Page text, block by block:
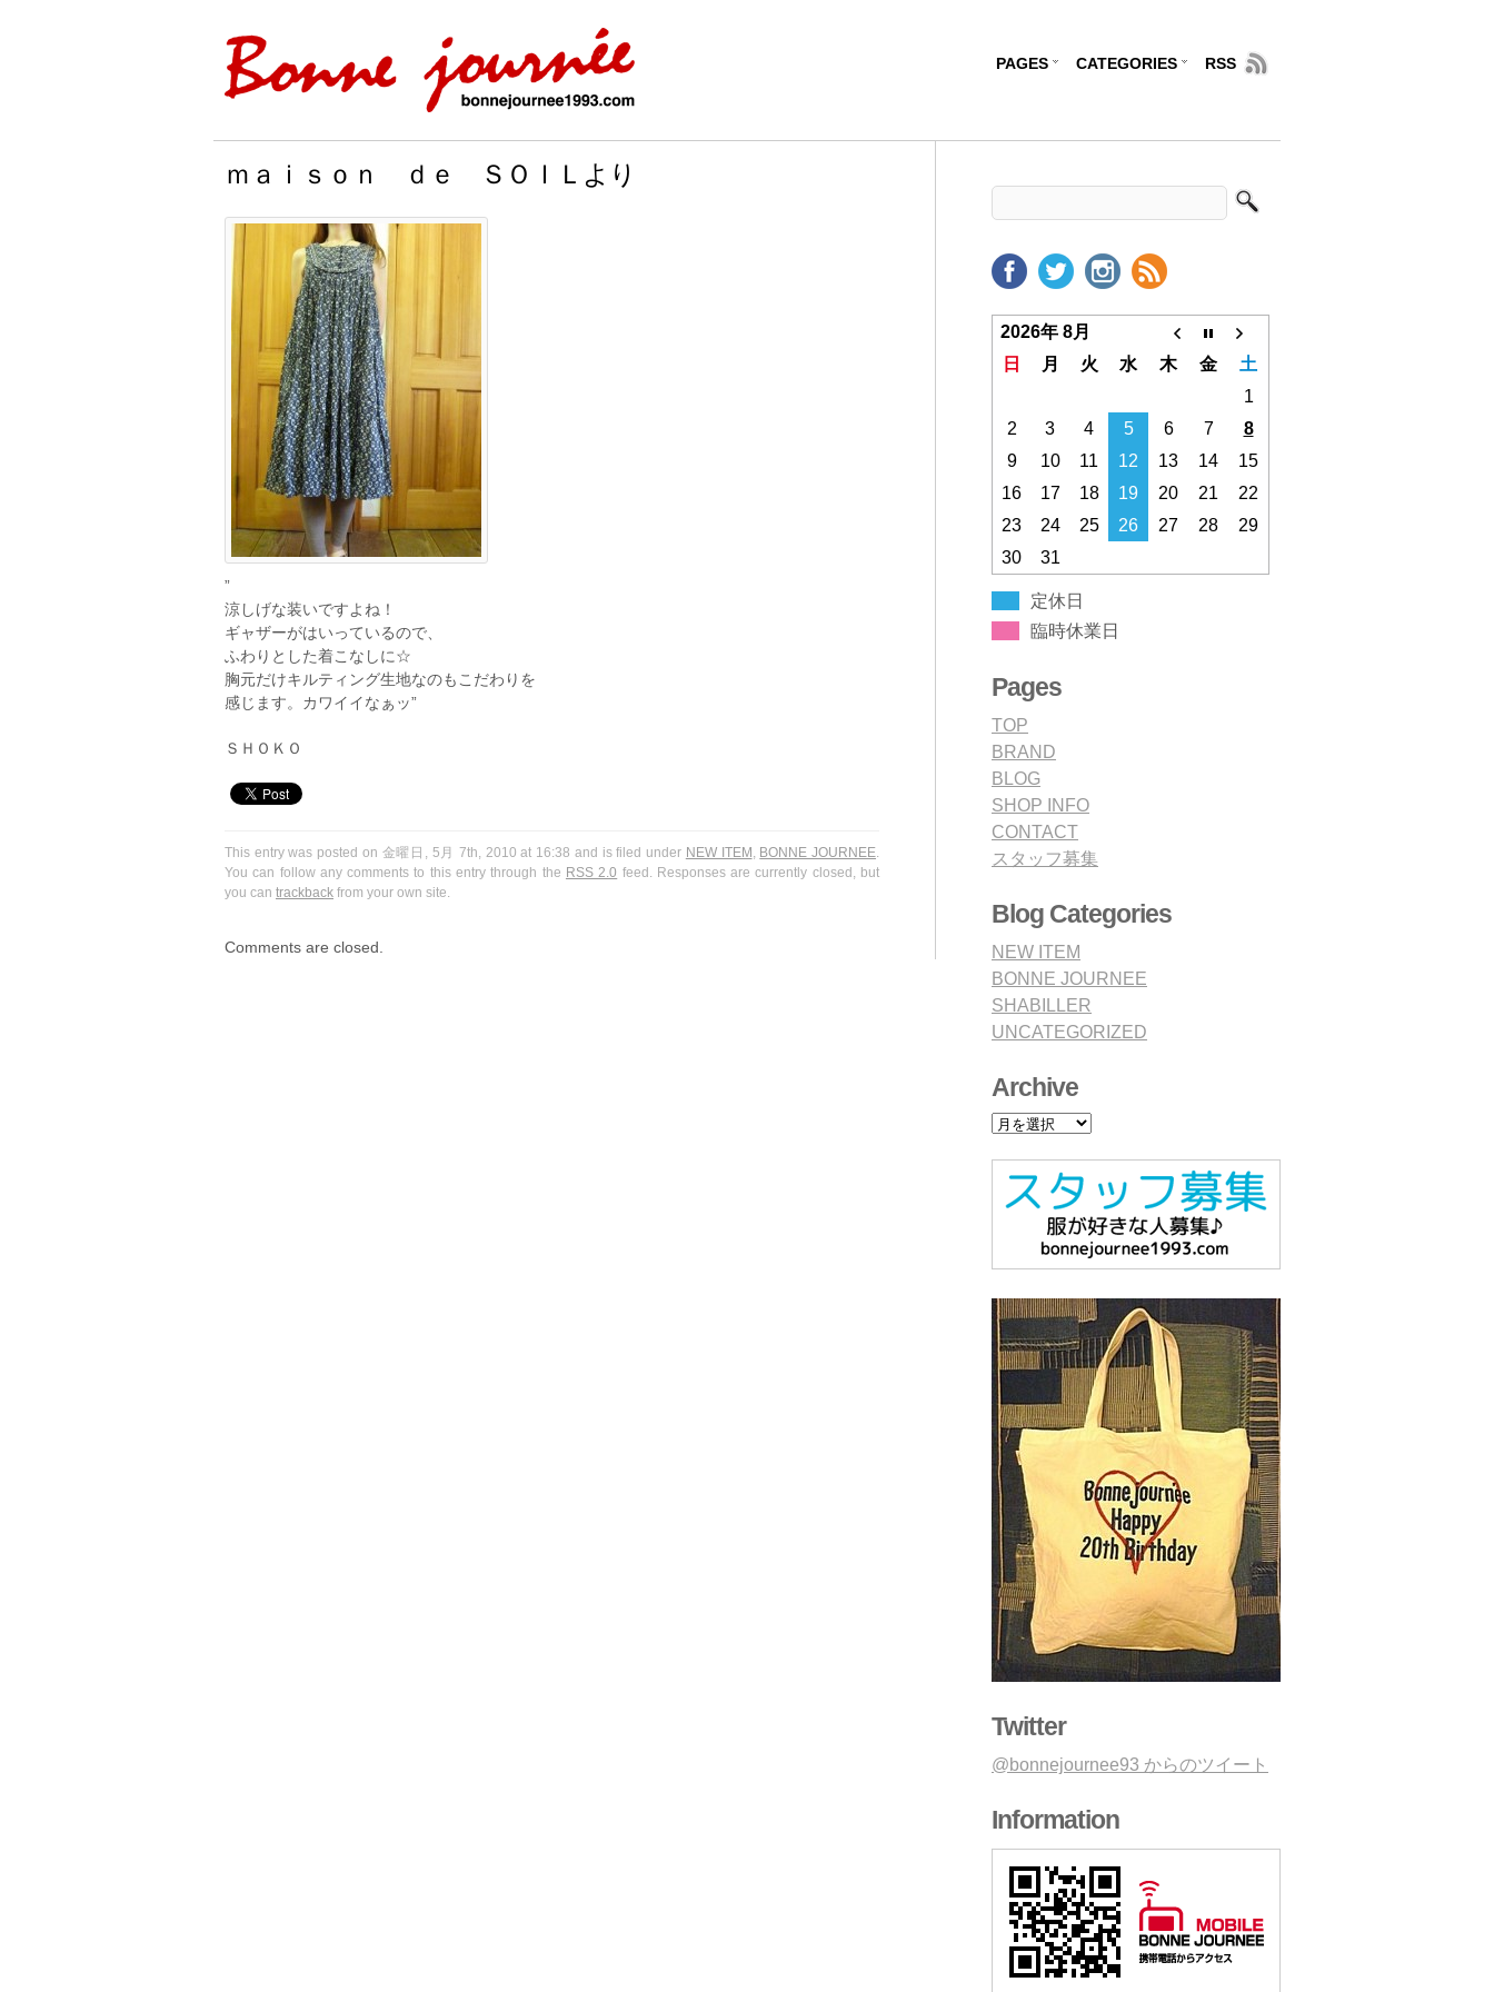
PAGES CATEGORIES RSS
ｍａｉｓｏｎ ｄｅ ＳＯＩＬより
”
涼しげな装いですよね！
ギャザーがはいっているので、
ふわりとした着こなしに☆
胸元だけキルティング生地なのもこだわりを
感じます。カワイイなぁッ”
ＳＨＯＫＯ
This entry was posted on 金曜日, 5月 7th, 2010 at 16:38 and is filed under NEW ITEM BONNE JOURNEE
You can follow any comments to this entry through the RSS 2.0 feed. Responses are currently closed, but
you can trackback from your own site.
Comments are closed.
2026年 8月
日
月 火 水 木 金
土
1
2
3 4 5 6 7
8
9
10 11 12 13 14
15
16
17 18 19 20 21
22
23
24 25 26 27 28
29
30
31
定休日
臨時休業日
Pages
TOP
BRAND
BLOG
SHOP INFO
CONTACT
スタッフ募集
Blog Categories
NEW ITEM
BONNE JOURNEE
SHABILLER
UNCATEGORIZED
Archive
Archive
Twitter
@bonnejournee93 からのツイート
Information